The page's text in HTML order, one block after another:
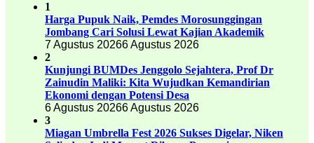
1
Harga Pupuk Naik, Pemdes Morosunggingan
Jombang Cari Solusi Lewat Kajian Akademik
7 Agustus 20266 Agustus 2026
2
Kunjungi BUMDes Jenggolo Sejahtera, Prof Dr
Zainudin Maliki: Kita Wujudkan Kemandirian
Ekonomi dengan Potensi Desa
6 Agustus 20266 Agustus 2026
3
Miagan Umbrella Fest 2026 Sukses Digelar, Niken